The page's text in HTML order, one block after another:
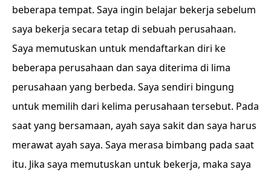
beberapa tempat. Saya ingin belajar bekerja sebelum
saya bekerja secara tetap di sebuah perusahaan.
Saya memutuskan untuk mendaftarkan diri ke
beberapa perusahaan dan saya diterima di lima
perusahaan yang berbeda. Saya sendiri bingung
untuk memilih dari kelima perusahaan tersebut. Pada
saat yang bersamaan, ayah saya sakit dan saya harus
merawat ayah saya. Saya merasa bimbang pada saat
itu. Jika saya memutuskan untuk bekerja, maka saya